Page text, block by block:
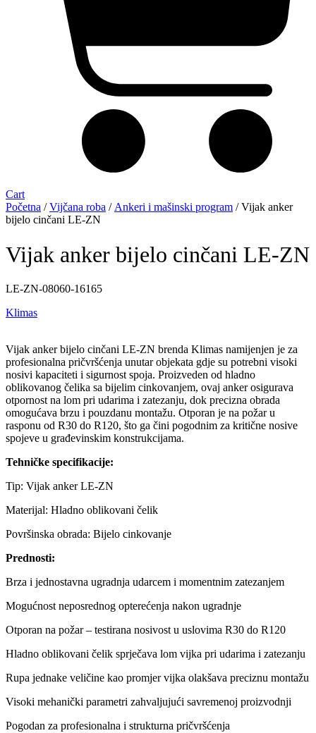
Cart
Početna /Vijčana roba / Ankeri i mašinski program / Vijak anker
bijelo cinčani LE-ZN
Vijak anker bijelo cinčani LE-ZN
LE-ZN-08060-16165
Klimas
Vijak anker bijelo cinčani LE-ZN brenda Klimas namijenjen je za
profesionalna pričvršćenja unutar objekata gdje su potrebni visoki
nosivi kapaciteti i sigurnost spoja. Proizveden od hladno
oblikovanog čelika sa bijelim cinkovanjem, ovaj anker osigurava
otpornost na lom pri udarima i zatezanju, dok precizna obrada
omogućava brzu i pouzdanu montažu. Otporan je na požar u
rasponu od R30 do R120, što ga čini pogodnim za kritične nosive
spojeve u građevinskim konstrukcijama.
Tehničke specifikacije:
Tip: Vijak anker LE-ZN
Materijal: Hladno oblikovani čelik
Površinska obrada: Bijelo cinkovanje
Prednosti:
Brza i jednostavna ugradnja udarcem i momentnim zatezanjem
Mogućnost neposrednog opterećenja nakon ugradnje
Otporan na požar – testirana nosivost u uslovima R30 do R120
Hladno oblikovani čelik sprječava lom vijka pri udarima i zatezanju
Rupa jednake veličine kao promjer vijka olakšava preciznu montažu
Visoki mehanički parametri zahvaljujući savremenoj proizvodnji
Pogodan za profesionalna i strukturna pričvršćenja